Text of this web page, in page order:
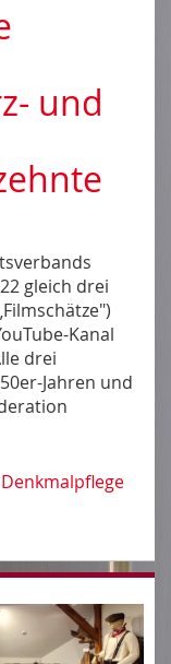
und
gleich drei
Kanal
drei
Jahren und
Denkmalpflege